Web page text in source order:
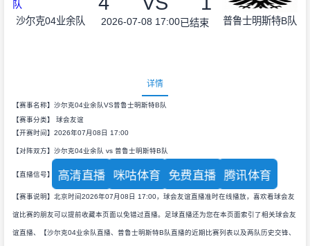
沙尔克04业余队 2026-07-08 17:00已结束 普鲁士明斯特B队
详情
【赛事名称】沙尔克04业余队VS普鲁士明斯特B队
【赛事分类】 球会友谊
【开赛时间】2026年07月08日 17:00
【对阵双方】沙尔克04业余队 vs 普鲁士明斯特B队
【直播信号】 高清直播 咪咕体育 免费直播 腾讯体育
【赛事说明】北京时间2026年07月08日 17:00，球会友谊直播准时在线播放，喜欢看球会友
谊比赛的朋友可以提前收藏本页面以免错过直播。足球直播还为您在本页面索引了相关球会友
谊直播、【沙尔克04业余队直播、普鲁士明斯特B队直播的近期比赛列表以及两队历史交锋、